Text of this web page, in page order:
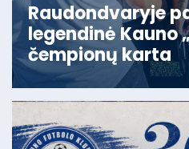
Raudondvaryje
legendinė Kauno
čempionų karta